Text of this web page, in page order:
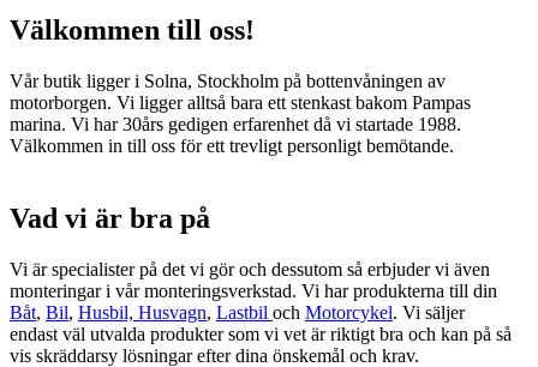
Välkommen till oss!
Vår butik ligger i Solna, Stockholm på bottenvåningen av
motorborgen. Vi ligger alltså bara ett stenkast bakom Pampas
marina. Vi har 30års gedigen erfarenhet då vi startade 1988.
Välkommen in till oss för ett trevligt personligt bemötande.
Vad vi är bra på
Vi är specialister på det vi gör och dessutom så erbjuder vi även
monteringar i vår monteringsverkstad. Vi har produkterna till din
Båt, Bil, Husbil, Husvagn, Lastbil och Motorcykel. Vi säljer
endast väl utvalda produkter som vi vet är riktigt bra och kan på så
vis skräddarsy lösningar efter dina önskemål och krav.